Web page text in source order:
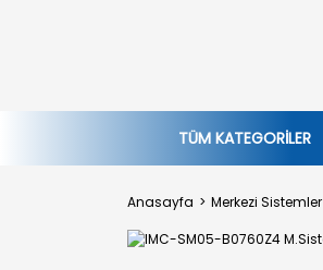
TÜM KATEGORİLER
Anasayfa Merkezi Sistemler